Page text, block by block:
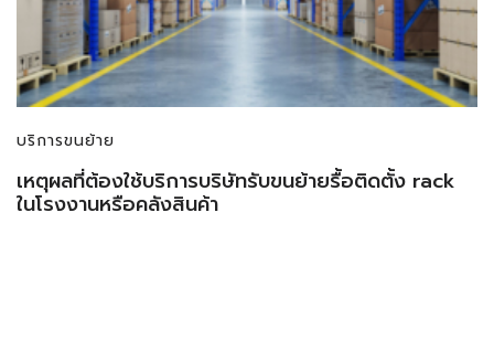
บริการขนย้าย
เหตุผลที่ต้องใช้บริการบริษัทรับขนย้ายรื้อติดตั้ง rack
ในโรงงานหรือคลังสินค้า